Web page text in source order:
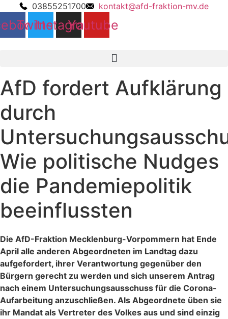
03855251700 kontakt@afd-fraktion-mv.de
Twitter
Instagram
Youtube
AfD fordert Aufklärung
durch
Wie politische Nudges
die Pandemiepolitik
beeinflussten
Die AfD-Fraktion Mecklenburg-Vorpommern hat Ende
April alle anderen Abgeordneten im Landtag dazu
aufgefordert, ihrer Verantwortung gegenüber den
Bürgern gerecht zu werden und sich unserem Antrag
nach einem Untersuchungsausschuss für die Corona-
Aufarbeitung anzuschließen. Als Abgeordnete üben sie
ihr Mandat als Vertreter des Volkes aus und sind einzig